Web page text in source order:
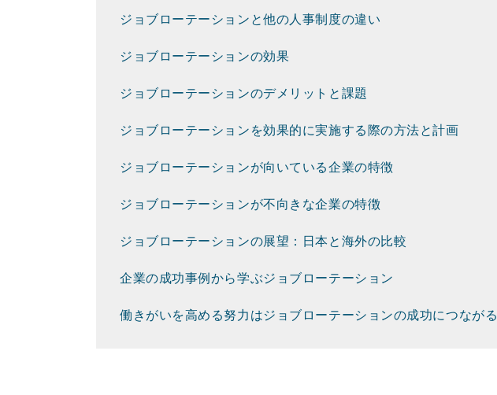
ジョブローテーションと他の人事制度の違い
ジョブローテーションの効果
ジョブローテーションのデメリットと課題
ジョブローテーションを効果的に実施する際の方法と計画
ジョブローテーションが向いている企業の特徴
ジョブローテーションが不向きな企業の特徴
ジョブローテーションの展望：日本と海外の比較
企業の成功事例から学ぶジョブローテーション
働きがいを高める努力はジョブローテーションの成功につながる